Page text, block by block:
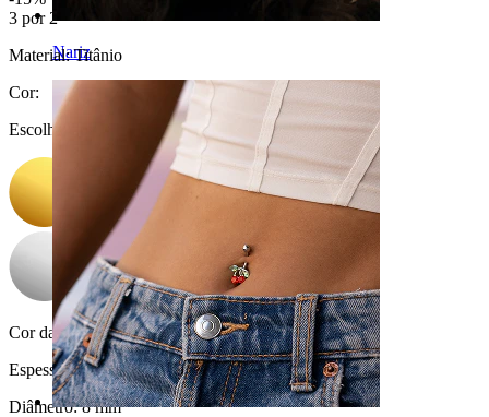
Nariz
3 por 2
Material:Titânio
Cor:
Escolha Cor
Cor da pedra:Transparente / Azul
Espessura da barra:1 mm
Diâmetro:8 mm